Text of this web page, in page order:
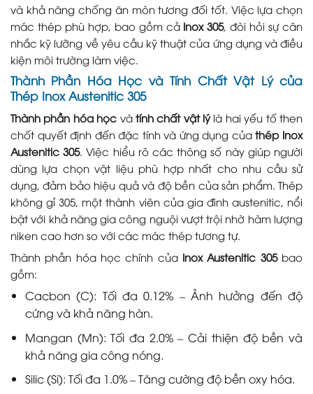
và khả năng chống ăn mòn tương đối tốt. Việc lựa chọn
mác thép phù hợp, bao gồm cả Inox 305, đòi hỏi sự cân
nhắc kỹ lưỡng về yêu cầu kỹ thuật của ứng dụng và điều
kiện môi trường làm việc.
Thành Phần Hóa Học và Tính Chất Vật Lý của
Thép Inox Austenitic 305
Thành phần hóa học và tính chất vật lýlà hai yếu tố then
chốt quyết định đến đặc tính và ứng dụng củathép Inox
Austenitic 305. Việc hiểu rõ các thông số này giúp người
dùng lựa chọn vật liệu phù hợp nhất cho nhu cầu sử
dụng, đảm bảo hiệu quả và độ bền của sản phẩm. Thép
không gỉ 305, một thành viên của gia đình austenitic, nổi
bật với khả năng gia công nguội vượt trội nhờ hàm lượng
niken cao hơn so với các mác thép tương tự.
Thành phần hóa học chính của Inox Austenitic 305bao
gồm:
Cacbon (C): Tối đa 0.12% – Ảnh hưởng đến độ
cứng và khả năng hàn.
Mangan (Mn): Tối đa 2.0% – Cải thiện độ bền và
khả năng gia công nóng.
Silic (Si): Tối đa 1.0% – Tăng cường độ bền oxy hóa.